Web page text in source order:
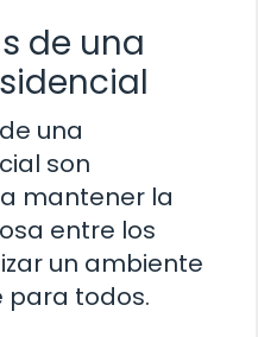
de una
una
son
mantener la
entre los
un ambiente
para todos.